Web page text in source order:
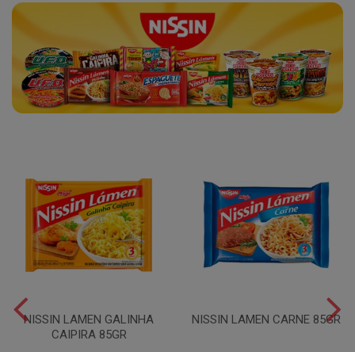
NISSIN LAMEN GALINHA
CAIPIRA 85GR
NISSIN LAMEN CARNE 85GR